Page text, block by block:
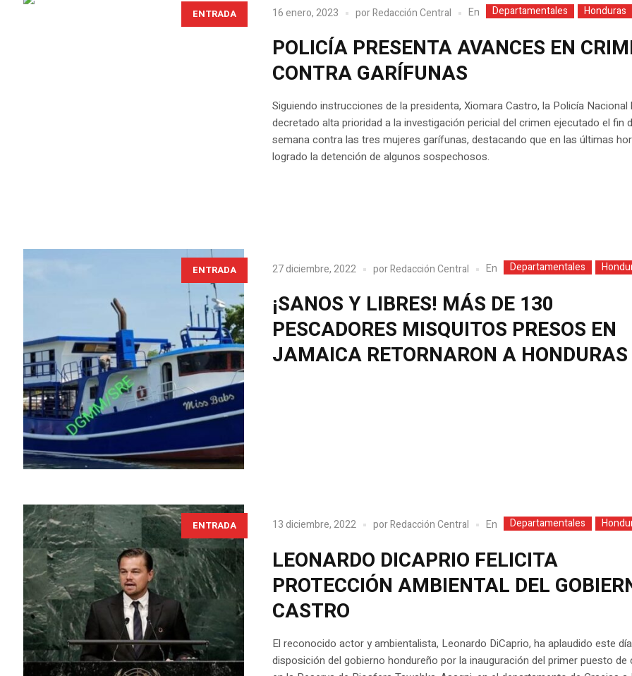
ENTRADA 16 enero, 2023 porRedacción Central En Departamentales Honduras
POLICÍA PRESENTA AVANCES EN
CONTRA GARÍFUNAS
Siguiendo instrucciones de la presidenta, Xiomara Castro, la Policía Nacional
decretado alta prioridad a la investigación pericial del crimen ejecutado el fin
semana contra las tres mujeres garífunas, destacando que en las últimas
logrado la detención de algunos sospechosos.
ENTRADA 27 diciembre, 2022 porRedacción Central En Departamentales
¡SANOS Y LIBRES! MÁS DE 130
PESCADORES MISQUITOS PRESOS EN
JAMAICA RETORNARON A HONDURAS
ENTRADA 13 diciembre, 2022 porRedacción Central En Departamentales
LEONARDO DICAPRIO FELICITA
PROTECCIÓN AMBIENTAL DEL
CASTRO
El reconocido actor y ambientalista, Leonardo DiCaprio, ha aplaudido este
disposición del gobierno hondureño por la inauguración del primer puesto de